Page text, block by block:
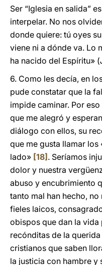
Ser “Iglesia en salida”
interpelar. No nos
donde quiere: tú oyes
viene ni a dónde va. Lo
ha nacido del Espíritu» (
6. Como les decía, en
pude constatar que la
impide caminar. Por
que me alegró y
diálogo con ellos, su
que me gusta llamar los
lado» [18] . Seríamos
dolor y nuestra
abuso y encubrimiento
tanto mal han hecho,
fieles laicos,
obispos que dan la vida
recónditas de la
cristianos que saben
la justicia con hambre y